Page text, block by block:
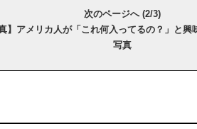
次のページへ (2/3)
真】アメリカ人が「これ何入ってるの？」と興
写真